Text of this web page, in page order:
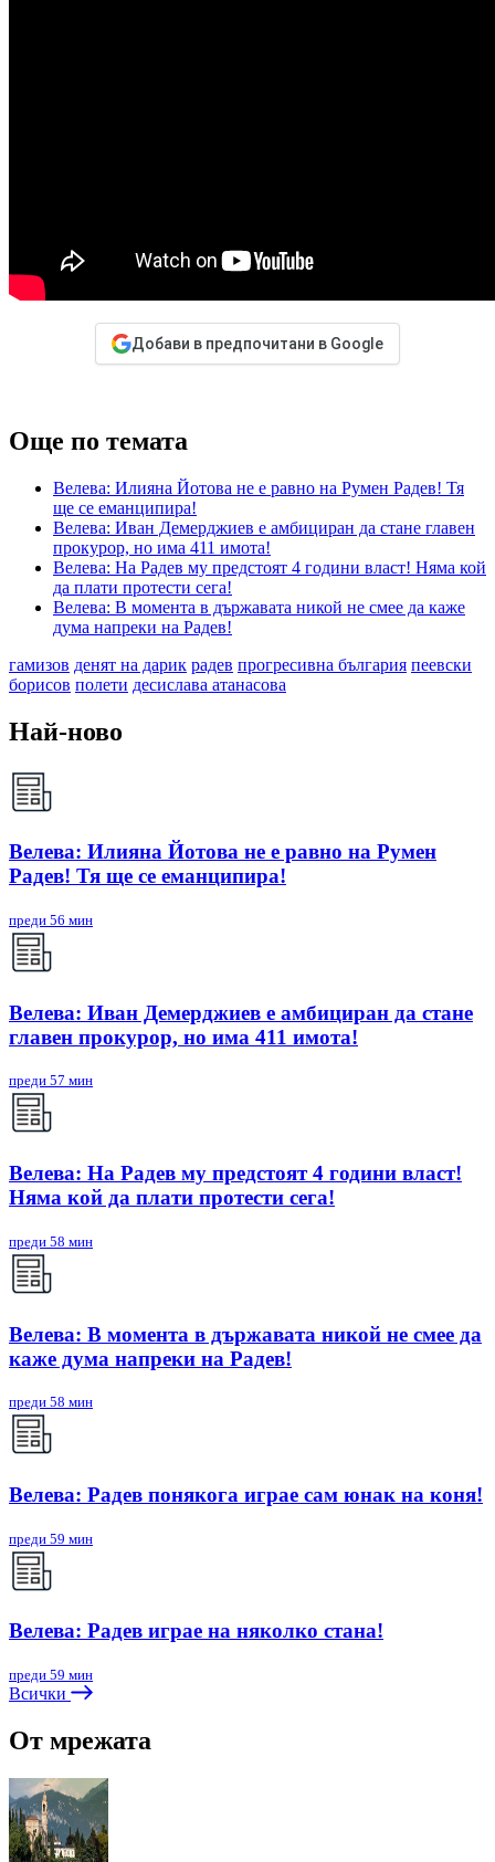
Добави в предпочитани в Google
Още по темата
Велева: Илияна Йотова не е равно на Румен Радев! Тя
ще се еманципира!
Велева: Иван Демерджиев е амбициран да стане главен
прокурор, но има 411 имота!
Велева: На Радев му предстоят 4 години власт! Няма кой
да плати протести сега!
Велева: В момента в държавата никой не смее да каже
дума напреки на Радев!
гамизов денят на дарик радев прогресивна българия пеевски
борисов полети десислава атанасова
Най-ново
Велева: Илияна Йотова не е равно на Румен
Радев! Тя ще се еманципира!
преди 56 мин
Велева: Иван Демерджиев е амбициран да стане
главен прокурор, но има 411 имота!
преди 57 мин
Велева: На Радев му предстоят 4 години власт!
Няма кой да плати протести сега!
преди 58 мин
Велева: В момента в държавата никой не смее да
каже дума напреки на Радев!
преди 58 мин
Велева: Радев понякога играе сам юнак на коня!
преди 59 мин
Велева: Радев играе на няколко стана!
преди 59 мин
Всички
От мрежата